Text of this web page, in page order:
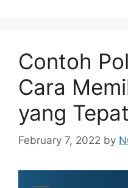
Contoh
Cara
yang Tepat
February 7, 2022 by